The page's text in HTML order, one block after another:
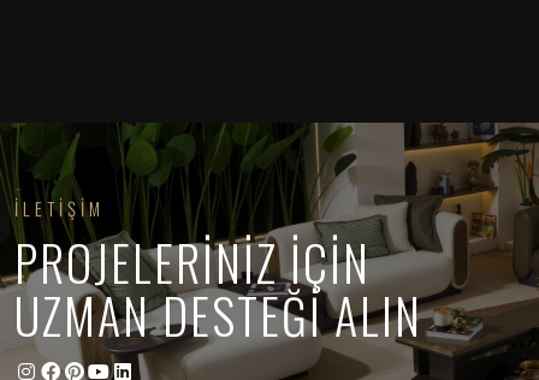
İLETİŞİM
PROJELERİNİZ İÇİN
UZMAN DESTEĞİ ALIN